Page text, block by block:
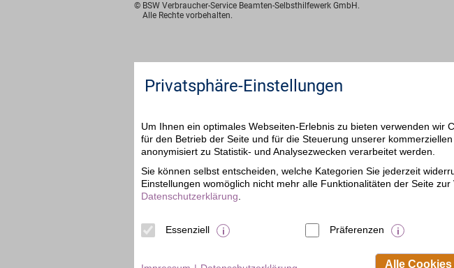
© BSW Verbraucher-Service Beamten-Selbsthilfewerk GmbH.
Alle Rechte vorbehalten.
Privatsphäre-Einstellungen
Um Ihnen ein optimales Webseiten-Erlebnis zu bieten verwenden
für den Betrieb der Seite und für die Steuerung unserer
anonymisiert zu Statistik- und Analysezwecken verarbeitet werden.
Sie können selbst entscheiden, welche Kategorien Sie jederzeit
Einstellungen womöglich nicht mehr alle Funktionalitäten der Seite
Datenschutzerklärung
Essenziell Präferenzen
Alle